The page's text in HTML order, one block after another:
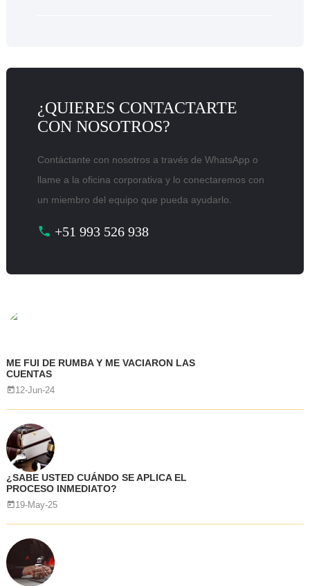
¿QUIERES CONTACTARTE
CON NOSOTROS?
Contáctante con nosotros a través de WhatsApp o
llame a la oficina corporativa y lo conectaremos con
un miembro del equipo que pueda ayudarlo.
+51 993 526 938
ME FUI DE RUMBA Y ME VACIARON LAS
CUENTAS
12-Jun-24
¿SABE USTED CUÁNDO SE APLICA EL
PROCESO INMEDIATO?
19-May-25